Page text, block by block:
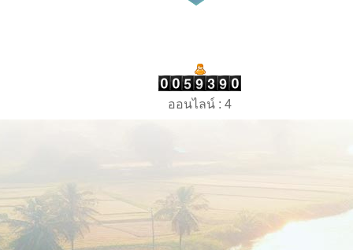
ออนไลน์ : 4